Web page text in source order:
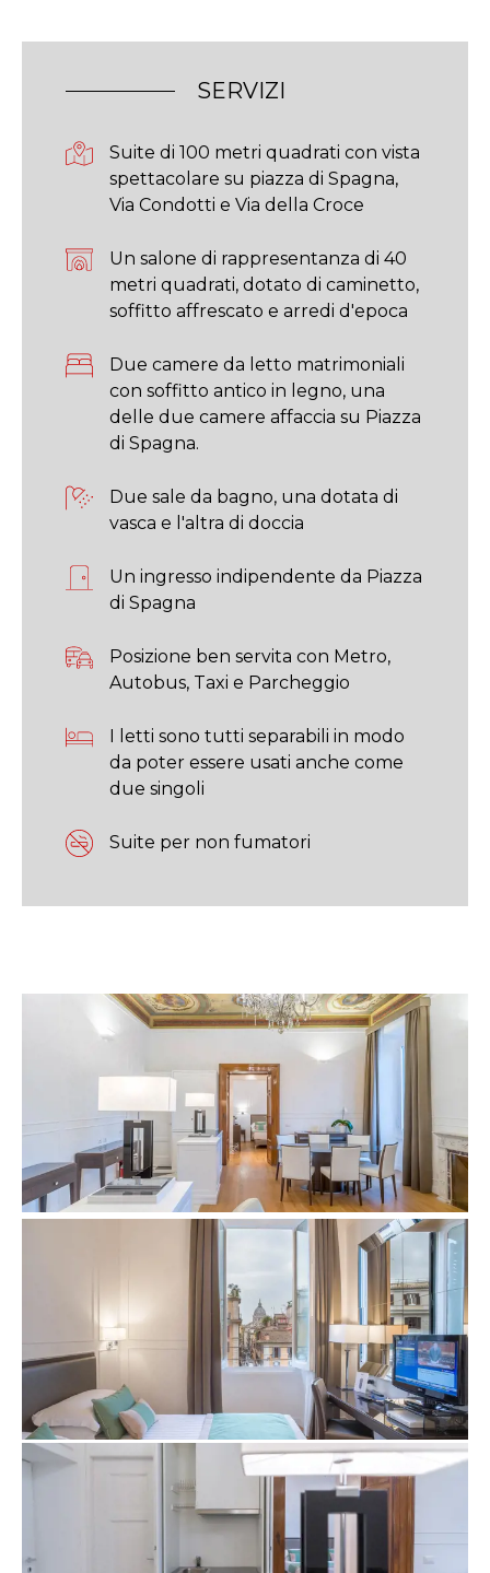
SERVIZI
Suite di 100 metri quadrati con vista
spettacolare su piazza di Spagna,
Via Condotti e Via della Croce
Un salone di rappresentanza di 40
metri quadrati, dotato di caminetto,
soffitto affrescato e arredi d'epoca
Due camere da letto matrimoniali
con soffitto antico in legno, una
delle due camere affaccia su Piazza
di Spagna.
Due sale da bagno, una dotata di
vasca e l'altra di doccia
Un ingresso indipendente da Piazza
di Spagna
Posizione ben servita con Metro,
Autobus, Taxi e Parcheggio
I letti sono tutti separabili in modo
da poter essere usati anche come
due singoli
Suite per non fumatori